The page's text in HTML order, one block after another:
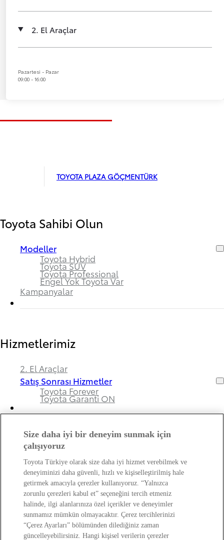
2. El Araçlar
Pazartesi - Pazar
09:00 - 16:00
TOYOTA PLAZA GÖÇMENTÜRK
Toyota Sahibi Olun
Modeller
Toyota Hybrid
Toyota SUV
Toyota Professional
Engel Yok Toyota Var
Kampanyalar
Hizmetlerimiz
2. El Araçlar
Satış Sonrası Hizmetler
Toyota Forever
Toyota Garanti ON
Bayimiz ve Toyota Hakkında
Hakkımızda
Bayi Bilgileri
Toyota Hakkında
Bayi Banka Hesap Bilgileri ve Sigorta Şirketleri
Kişisel Verilerin Korunması Hakkında
Bilgilendirme
Size daha iyi bir deneyim sunmak için
çalışıyoruz
Toyota Türkiye olarak size daha iyi hizmet verebilmek ve
deneyiminizi daha güvenli, hızlı ve kişiselleştirilmiş hale
getirmek amacıyla çerezler kullanıyoruz. “Yalnızca
zorunlu çerezleri kabul et” seçeneğini tercih etmeniz
halinde, ilgi alanlarınıza özel içerikler ve deneyimler
sunmamız mümkün olmayacaktır. Çerez tercihlerinizi
“Çerez Ayarları” bölümünden dilediğiniz zaman
güncelleyebilirsiniz. Hangi kişisel verilerin çerezler